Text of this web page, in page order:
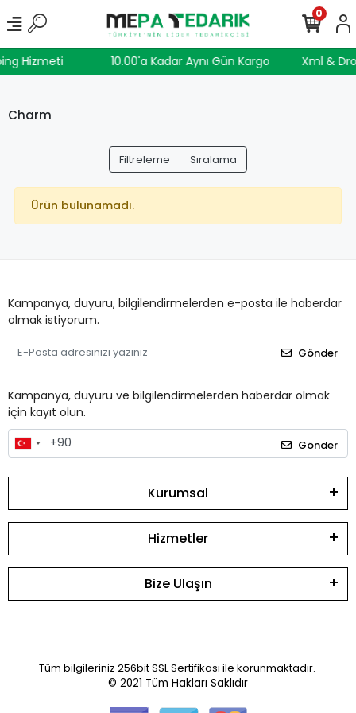
Hizmeti 10.00'a Kadar Aynı Gün Kargo Xml &
0
Charm
Filtreleme Sıralama
Ürün bulunamadı.
Kampanya, duyuru, bilgilendirmelerden e-posta ile haberdar
olmak istiyorum.
Gönder
Kampanya, duyuru ve bilgilendirmelerden haberdar olmak
için kayıt olun.
Gönder
Kurumsal
Hizmetler
Bize Ulaşın
Tüm bilgileriniz 256bit SSL Sertifikası ile korunmaktadır.
© 2021 Tüm Hakları Saklıdır